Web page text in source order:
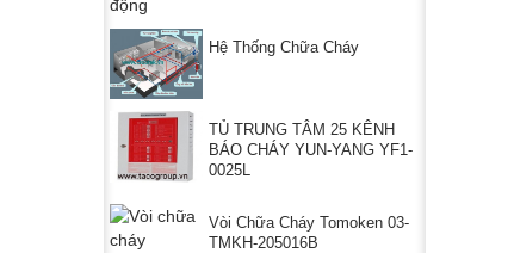
Hệ Thống Chữa Cháy
TỦ TRUNG TÂM 25 KÊNH
BÁO CHÁY YUN-YANG YF1-
0025L
Vòi Chữa Cháy Tomoken 03-
TMKH-205016B